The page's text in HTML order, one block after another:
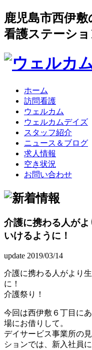
鹿児島市西伊
看護ステーショ
ホーム
訪問看護
ウェルカム
ウェルカムデイズ
スタッフ紹介
ニュース＆ブログ
求人情報
空き状況
お問い合わせ
介護に携わる人が
いけるように！
update 2019/03/14
介護に携わる人がより
に！
介護祭り！
今回は西伊敷６丁目に
場にお借りして。
デイサービス事業所の
ションでは、新入社員